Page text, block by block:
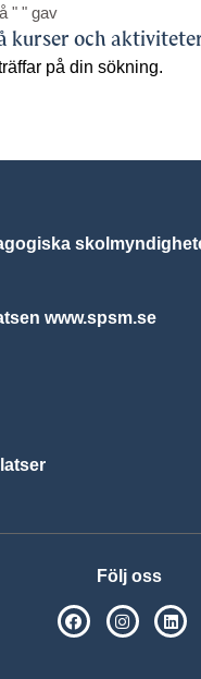
" " gav
kurser och
på din sökning.
www.spsm.se
Följ oss
SPSM påSPSM